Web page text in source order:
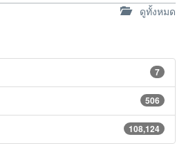
ดูทั้งหมด
7
506
108,124